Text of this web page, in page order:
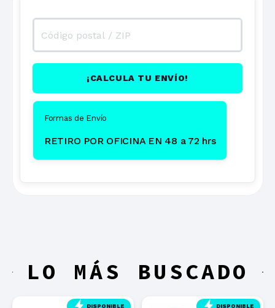
¡CALCULA TU ENVÍO!
Formas de Envío
RETIRO POR OFICINA EN 48 a 72 hrs
LO MÁS BUSCADO
DISPONIBLE DISPONIBLE